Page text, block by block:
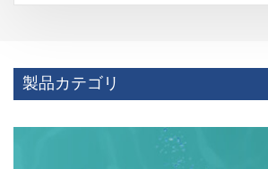
製品カテゴリ